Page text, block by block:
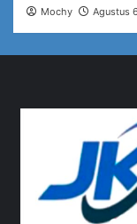
Mochy Agustus